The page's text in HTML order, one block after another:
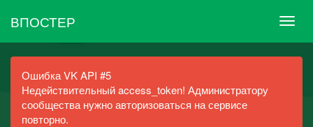
ВПОСТЕР
Ошибка VK API #5
Недействительный access_token! Администратору
сообщества нужно авторизоваться на сервисе
повторно.